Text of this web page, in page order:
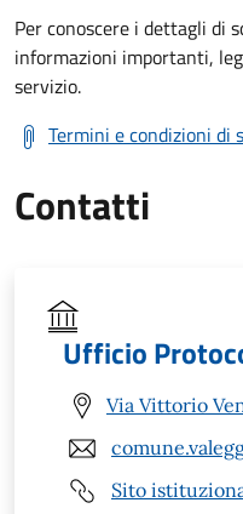
Per conoscere i dettagli di
informazioni importanti,
servizio.
Termini e condizioni di
Contatti
Ufficio
Via Vittorio
Sito